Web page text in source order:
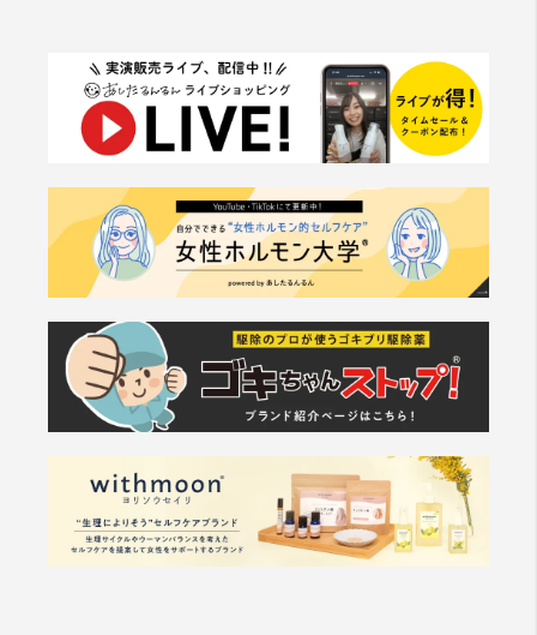
通知をすることなく、変更や中⽌することがあります。ま
た 当社が提供する情報についていかなる保証も負わない
ものとします。
第8条（サービスの中断・変更・停止）
1. 当社は、以下の何れかが⽣じた場合には、会員に事前
に通知することなく、⼀時的に当サイトを中断することが
あります。
う場合
(b) ⽕災、停電等により当サイトの提供ができなくなっ
た場合
(c) 地震、噴⽕、洪⽔、津波等の天災により当サイトの
提供ができなくなった場合
(d) 戦争、動乱、暴動、騒乱、労働争議等により当サイ
トの提供ができなくなった場合
(e) その他、運⽤上或は技術上当社が当サイトの⼀時的
な中断が必要と判断した場合